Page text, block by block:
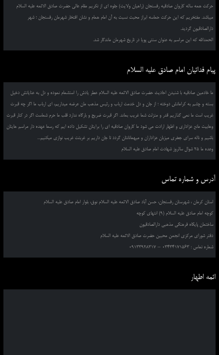
حرکت همه ساله کاروان صادقیه رفسنجان (راهیان ولایت) جلوه ای از تکریم مقام عالی حضرت صادق الائمه علیه السلام
میباشد. مفتخریم که این حرکت حماسه ابراز محبت نسبت به آن امام همام و نشان افتخار شهرمان رفسنجان ؛ شهر
دارالصادقیون گردید.
الحمدالله که این مراسم به عنوان سنتی پویا در تاریخ شهرمان ماندگار شد.
پیام فدائیان امام صادق علیه السلام
ما خادمین صادقیه با شنیدن احادیث حضرت صادق الائمه علیه السلام عطر یادش را استشمام نموده و دل به عنایاتش دخیل
بسته و چشم به کراماتش دوخته ؛ از جان و دل خدمت ارباب و رئیس مذهب مان عرضه میداریم، ای ارباب ما اگر چه قبرت
غریب است ما نمی گذاریم قدر و منزلت شما غریب بماند. اگر قبرت ضریح و بارگاه ندارد قلب ما حرم شماست اگر در کنار قبرت
وهابیت مانع عزاداری و اظهار ارادت می شود ما کاروان صادقیه ای را برایتان تشکیل داده ایم که رسما عهده دار مراسم هایتان
باشیم و ناله سرای جعفری میزبان عزاداران و میهمانانتان گردد تا جان داریم بر غربتت غریب نوازی میکنیم...
وعده ما 25 شوال سالروز شهادت امام صادق علیه السلام
آدرس و شماره تماس
استان کرمان ، شهرستان رفسنجان، حسن آباد صادق الائمه علیه السلام نوق، بلوار امام صادق علیه السلام
کوچه امام صادق علیه السلام (9) انتهای کوچه
ساختمان پایگاه فرهنگی مذهبی دارالصادقیون
دفتر شورای مرکزی انجمن محبین حضرت صادق الائمه علیه السلام
شماره تماس : 03434171563 – 09133928317
ائمه اطهار